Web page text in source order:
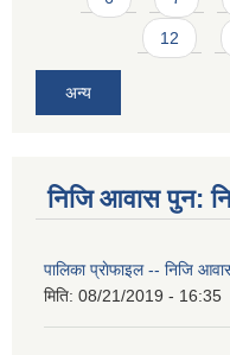
12
अन्य
निजि आवास पुन:
पालिका प्राेफाइल -- निजि
मिति: 08/21/2019 - 16:35